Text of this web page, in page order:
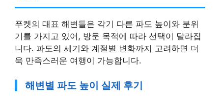
푸켓의 대표 해변들은 각기 다른 파도 높이와 분위
기를 가지고 있어, 방문 목적에 따라 선택이 달라집
니다. 파도의 세기와 계절별 변화까지 고려하면 더
욱 만족스러운 여행이 가능합니다.
해변별 파도 높이 실제 후기